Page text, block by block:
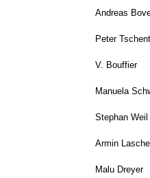
Andreas
Peter
V. Bouffier
Manuela
Stephan Weil
Armin
Malu Dreyer